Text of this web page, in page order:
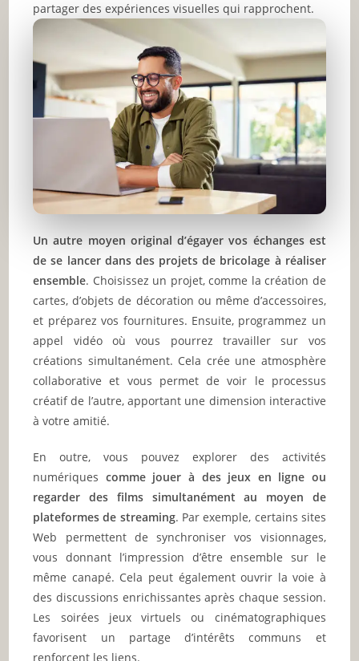
partager des expériences visuelles qui rapprochent.
Un autre moyen original d’égayer vos échanges est
de se lancer dans des projets de bricolage à réaliser
ensemble. Choisissez un projet, comme la création de
cartes, d’objets de décoration ou même d’accessoires,
et préparez vos fournitures. Ensuite, programmez un
appel vidéo où vous pourrez travailler sur vos
créations simultanément. Cela crée une atmosphère
collaborative et vous permet de voir le processus
créatif de l’autre, apportant une dimension interactive
à votre amitié.
En outre, vous pouvez explorer des activités
numériques comme jouer à des jeux en ligne ou
regarder des films simultanément au moyen de
plateformes de streaming. Par exemple, certains sites
Web permettent de synchroniser vos visionnages,
vous donnant l’impression d’être ensemble sur le
même canapé. Cela peut également ouvrir la voie à
des discussions enrichissantes après chaque session.
Les soirées jeux virtuels ou cinématographiques
favorisent un partage d’intérêts communs et
renforcent les liens.